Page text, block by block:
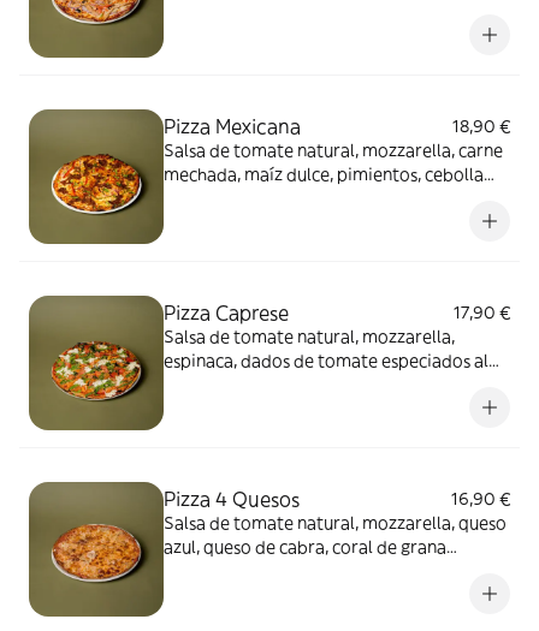
Pizza Mexicana
18,90 €
Salsa de tomate natural, mozzarella, carne
mechada, maíz dulce, pimientos, cebolla
Pizza Caprese
17,90 €
Salsa de tomate natural, mozzarella,
espinaca, dados de tomate especiados al
Pizza 4 Quesos
16,90 €
Salsa de tomate natural, mozzarella, queso
azul, queso de cabra, coral de grana